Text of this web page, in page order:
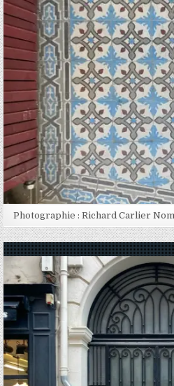
Photographie : Richard Carlier
Posted in